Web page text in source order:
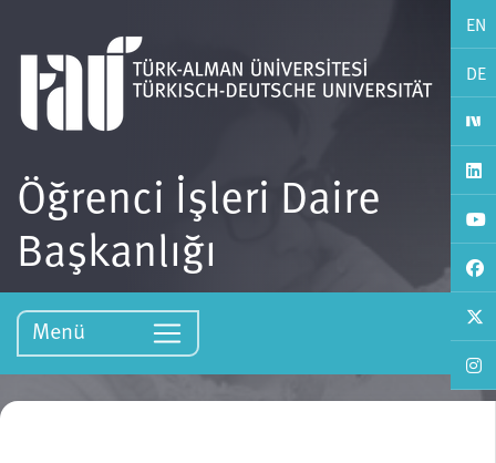
EN
DE
Öğrenci İşleri Daire
Başkanlığı
Menü